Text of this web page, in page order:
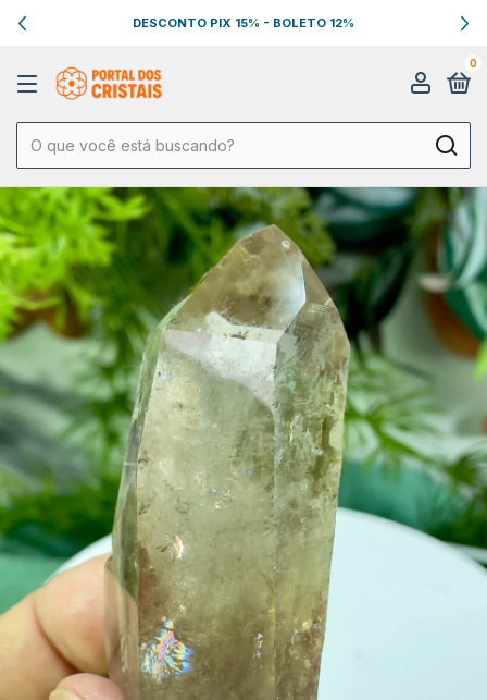
DESCONTO PIX 15% - BOLETO 12%
0